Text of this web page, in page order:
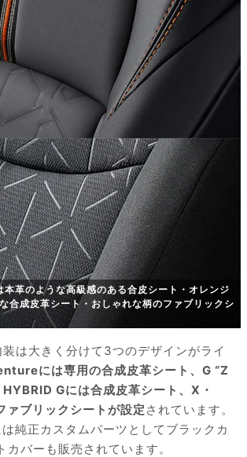
革のような高級感のある合皮シート・オレンジ
合成皮革シート・おしゃれな柄のファブリックシ
は大きく分けて3つのデザインがライ
には専用の合成皮革シート、G “Z
Gには合成皮革シート、X・
ァブリックシートが設定 されています。
純正カスタムパーツとしてブラックカ
カバーも販売されています。